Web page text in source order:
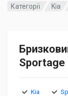
Категорії Kia
Kia